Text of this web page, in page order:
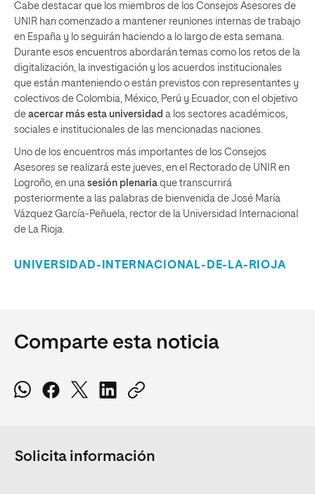
Cabe destacar que los miembros de los Consejos Asesores de
UNIR han comenzado a mantener reuniones internas de trabajo
en España y lo seguirán haciendo a lo largo de esta semana.
Durante esos encuentros abordarán temas como los retos de la
digitalización, la investigación y los acuerdos institucionales
que están manteniendo o están previstos con representantes y
colectivos de Colombia, México, Perú y Ecuador, con el objetivo
de acercar más esta universidad a los sectores académicos,
sociales e institucionales de las mencionadas naciones.
Uno de los encuentros más importantes de los Consejos
Asesores se realizará este jueves, en el Rectorado de UNIR en
Logroño, en una sesión plenaria que transcurrirá
posteriormente a las palabras de bienvenida de José María
Vázquez García-Peñuela, rector de la Universidad Internacional
de La Rioja.
UNIVERSIDAD-INTERNACIONAL-DE-LA-RIOJA
Comparte esta noticia
Solicita información